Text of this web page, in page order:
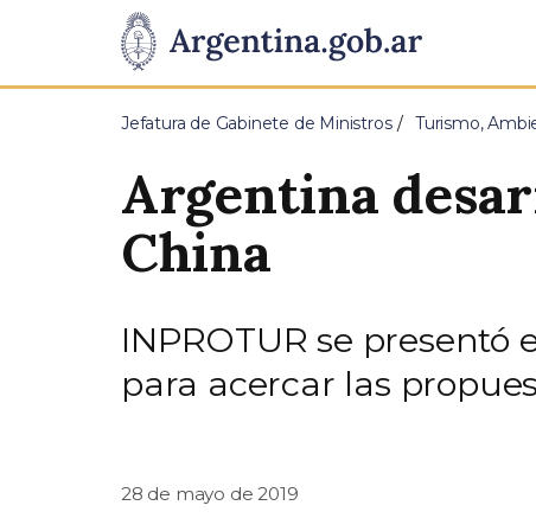
Presidencia
de
Pasar al contenido principal
Jefatura de Gabinete de Ministros Turismo,
Argentina
China
INPROTUR se
para acercar las
28 de mayo de 2019